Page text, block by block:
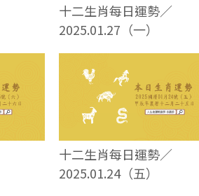
十二生肖每日運勢／
2025.01.27（一）
十二生肖每日運勢／
2025.01.24（五）